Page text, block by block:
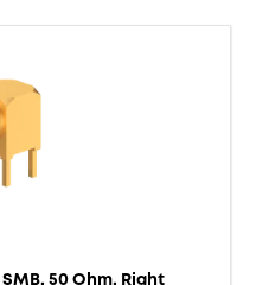
50 Ohm, Right